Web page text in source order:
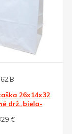
26x14x32
drž.,biela-
€